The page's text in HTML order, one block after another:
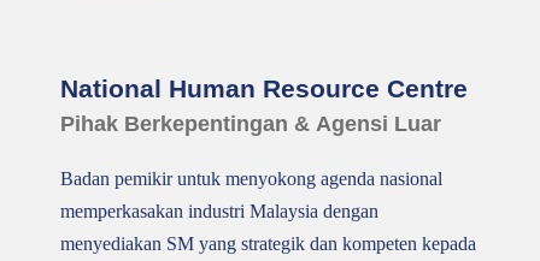
National Human Resource Centre
Pihak Berkepentingan & Agensi Luar
Badan pemikir untuk menyokong agenda nasional
memperkasakan industri Malaysia dengan
menyediakan SM yang strategik dan kompeten kepada